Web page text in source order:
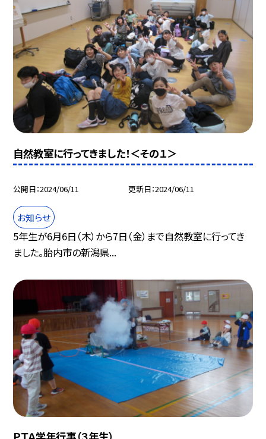
自然教室に行ってきました！＜その１＞
公開日 2024/06/11 更新日 2024/06/11
お知らせ
5年生が6月6日（木）から7日（金）まで自然教室に行ってき
ました。胎内市の新潟県...